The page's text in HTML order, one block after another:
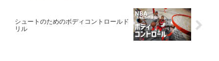
シュートのためのボディコントロールド
リル